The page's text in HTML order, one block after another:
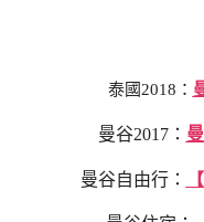
泰國2018：
曼谷2017：
曼谷自由行：